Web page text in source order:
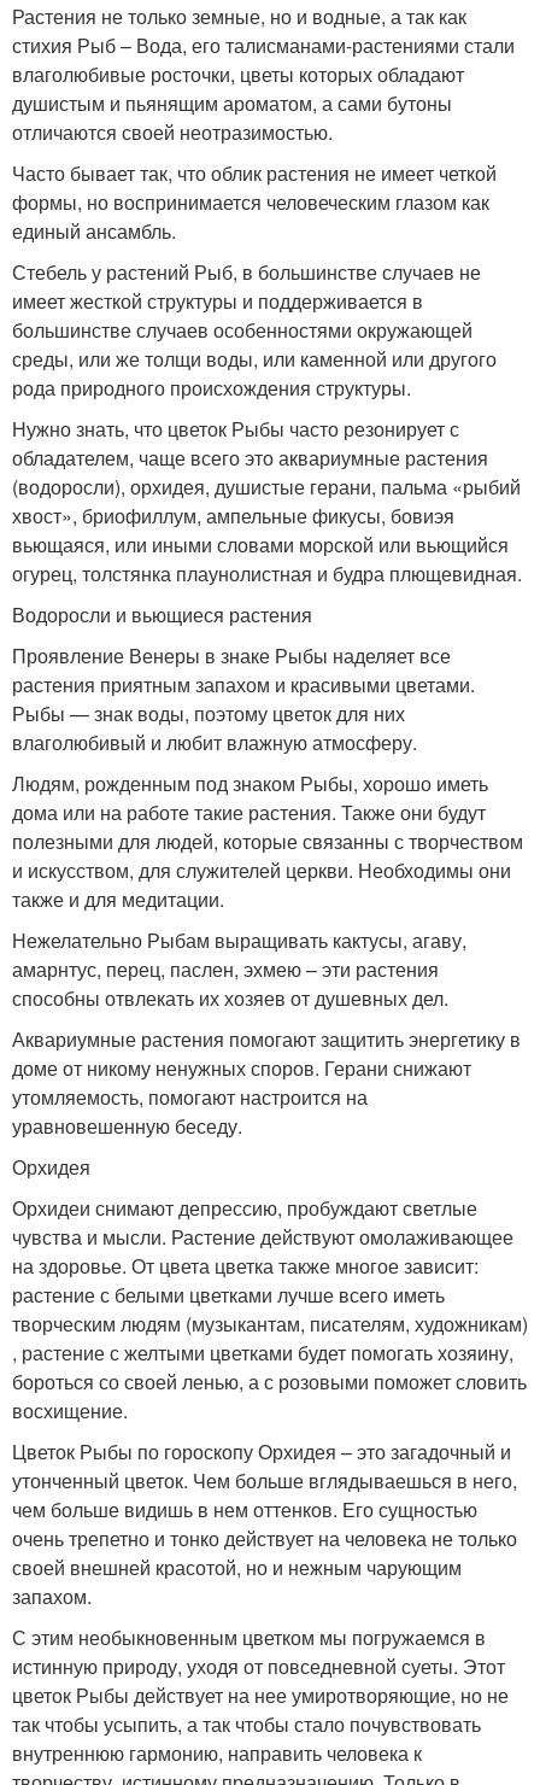
Растения не только земные, но и водные, а так как
стихия Рыб – Вода, его талисманами-растениями стали
влаголюбивые росточки, цветы которых обладают
душистым и пьянящим ароматом, а сами бутоны
отличаются своей неотразимостью.
Часто бывает так, что облик растения не имеет четкой
формы, но воспринимается человеческим глазом как
единый ансамбль.
Стебель у растений Рыб, в большинстве случаев не
имеет жесткой структуры и поддерживается в
большинстве случаев особенностями окружающей
среды, или же толщи воды, или каменной или другого
рода природного происхождения структуры.
Нужно знать, что цветок Рыбы часто резонирует с
обладателем, чаще всего это аквариумные растения
(водоросли), орхидея, душистые герани, пальма «рыбий
хвост», бриофиллум, ампельные фикусы, бовиэя
вьющаяся, или иными словами морской или вьющийся
огурец, толстянка плаунолистная и будра плющевидная.
Водоросли и вьющиеся растения
Проявление Венеры в знаке Рыбы наделяет все
растения приятным запахом и красивыми цветами.
Рыбы — знак воды, поэтому цветок для них
влаголюбивый и любит влажную атмосферу.
Людям, рожденным под знаком Рыбы, хорошо иметь
дома или на работе такие растения. Также они будут
полезными для людей, которые связанны с творчеством
и искусством, для служителей церкви. Необходимы они
также и для медитации.
Нежелательно Рыбам выращивать кактусы, агаву,
амарнтус, перец, паслен, эхмею – эти растения
способны отвлекать их хозяев от душевных дел.
Аквариумные растения помогают защитить энергетику в
доме от никому ненужных споров. Герани снижают
утомляемость, помогают настроится на
уравновешенную беседу.
Орхидея
Орхидеи снимают депрессию, пробуждают светлые
чувства и мысли. Растение действуют омолаживающее
на здоровье. От цвета цветка также многое зависит:
растение с белыми цветками лучше всего иметь
творческим людям (музыкантам, писателям, художникам)
, растение с желтыми цветками будет помогать хозяину,
бороться со своей ленью, а с розовыми поможет словить
восхищение.
Цветок Рыбы по гороскопу Орхидея – это загадочный и
утонченный цветок. Чем больше вглядываешься в него,
чем больше видишь в нем оттенков. Его сущностью
очень трепетно и тонко действует на человека не только
своей внешней красотой, но и нежным чарующим
запахом.
С этим необыкновенным цветком мы погружаемся в
истинную природу, уходя от повседневной суеты. Этот
цветок Рыбы действует на нее умиротворяющие, но не
так чтобы усыпить, а так чтобы стало почувствовать
внутреннюю гармонию, направить человека к